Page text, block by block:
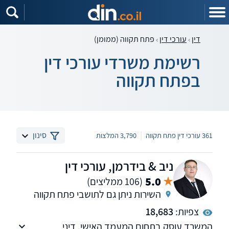
דין עורכי דין פתח תקווה (ממומן)
רשימת משרדי עורכי דין
בפתח תקווה
361 עורכי דין פתח תקווה 3,790 המלצות סינון
ניב & בידרמן, עורכי דין
5.0 (106 ממליצים)
השירות ניתן גם לתושבי פתח תקווה
צפיות: 18,683
המשרד עוסק בתחום המעמד האישי, דיני